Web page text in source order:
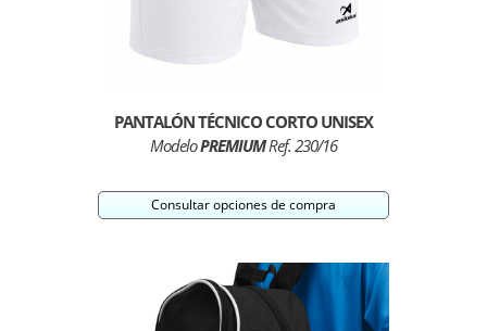
PANTALÓN TÉCNICO CORTO UNISEX
ModeloPREMIUMRef. 230/16
Consultar opciones de compra